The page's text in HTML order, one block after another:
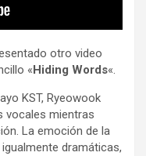
otro video
«Hiding Words«.
KST, Ryeowook
vocales mientras
La emoción de la
dramáticas,